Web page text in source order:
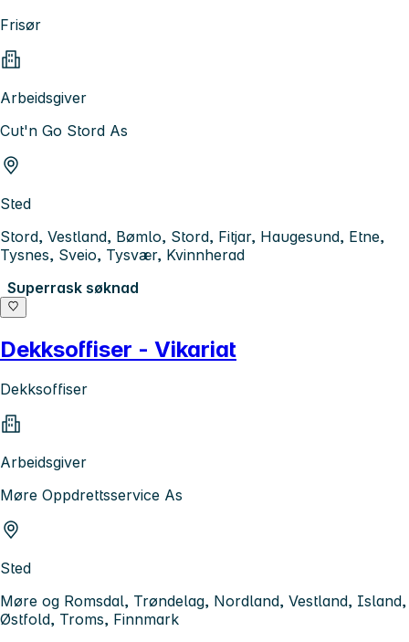
Frisør
Arbeidsgiver
Cut'n Go Stord As
Sted
Stord, Vestland, Bømlo, Stord, Fitjar, Haugesund, Etne,
Tysnes, Sveio, Tysvær, Kvinnherad
Superrask søknad
Dekksoffiser - Vikariat
Dekksoffiser
Arbeidsgiver
Møre Oppdrettsservice As
Sted
Møre og Romsdal, Trøndelag, Nordland, Vestland, Island,
Østfold, Troms, Finnmark